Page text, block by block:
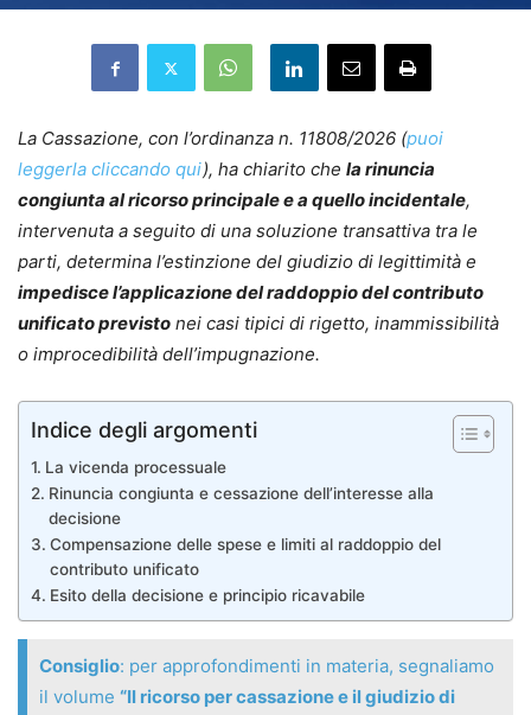
La Cassazione, con l’ordinanza n. 11808/2026 (puoi
leggerla cliccando qui), ha chiarito che la rinuncia
congiunta al ricorso principale e a quello incidentale,
intervenuta a seguito di una soluzione transattiva tra le
parti, determina l’estinzione del giudizio di legittimità e
impedisce l’applicazione del raddoppio del contributo
unificato previsto nei casi tipici di rigetto, inammissibilità
o improcedibilità dell’impugnazione.
Indice degli argomenti
La vicenda processuale
Rinuncia congiunta e cessazione dell’interesse alla
decisione
Compensazione delle spese e limiti al raddoppio del
contributo unificato
Esito della decisione e principio ricavabile
Consiglio: per approfondimenti in materia, segnaliamo
il volume “Il ricorso per cassazione e il giudizio di